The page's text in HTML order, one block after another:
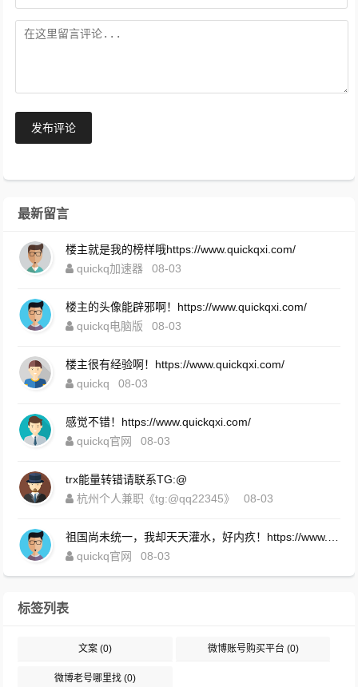
发布评论
最新留言
楼主就是我的榜样哦https://www.quickqxi.com/
quickq加速器
08-03
楼主的头像能辟邪啊！https://www.quickqxi.com/
quickq电脑版
08-03
楼主很有经验啊！https://www.quickqxi.com/
quickq
08-03
感觉不错！https://www.quickqxi.com/
quickq官网
08-03
trx能量转错请联系TG:@
杭州个人兼职《tg:@qq22345》
08-03
quickq官网
08-03
标签列表
文案 (0) 微博账号购买平台 (0)
微博老号哪里找 (0)